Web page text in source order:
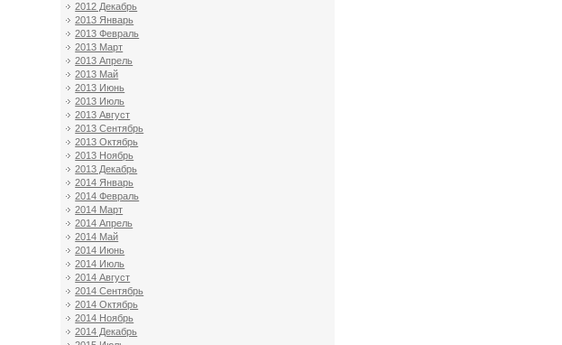
2012 Декабрь
2013 Январь
2013 Февраль
2013 Март
2013 Апрель
2013 Май
2013 Июнь
2013 Июль
2013 Август
2013 Сентябрь
2013 Октябрь
2013 Ноябрь
2013 Декабрь
2014 Январь
2014 Февраль
2014 Март
2014 Апрель
2014 Май
2014 Июнь
2014 Июль
2014 Август
2014 Сентябрь
2014 Октябрь
2014 Ноябрь
2014 Декабрь